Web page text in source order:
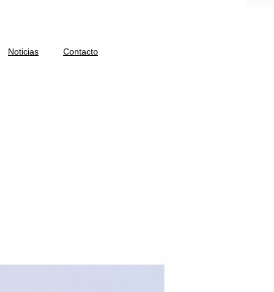
Noticias Contacto